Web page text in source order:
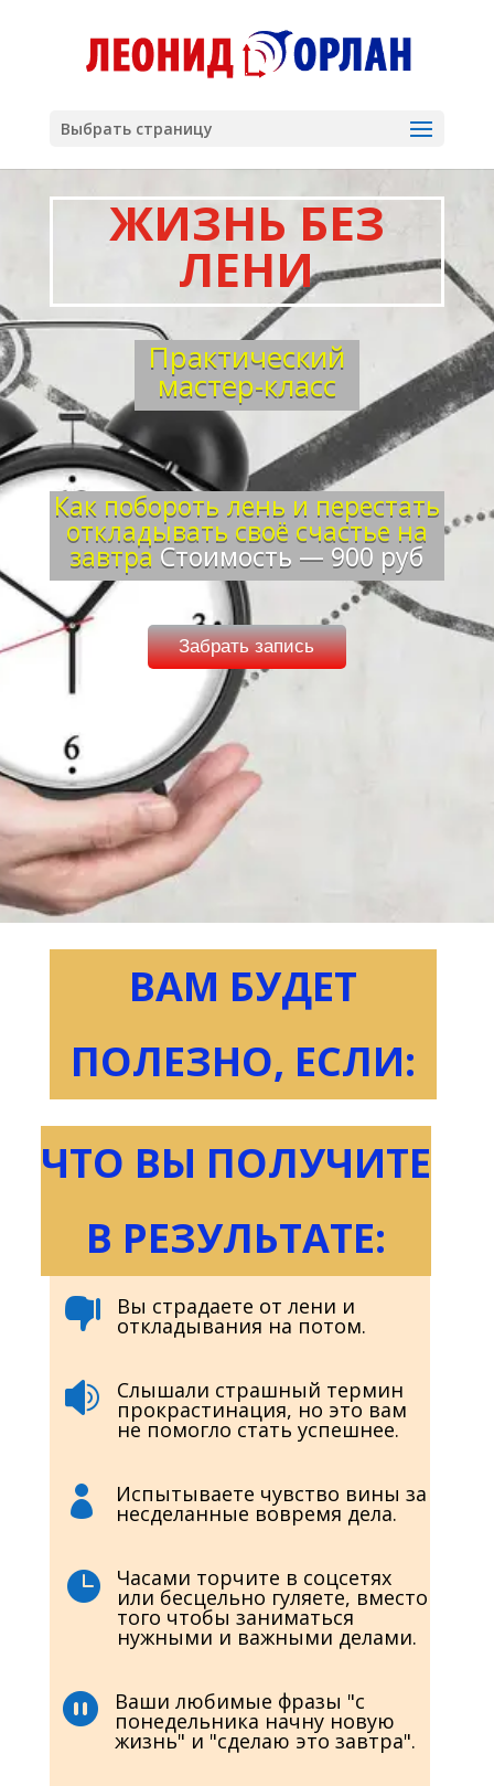
Выбрать страницу
ЖИЗНЬ БЕЗ
ЛЕНИ
Практический
мастер-класс
Как побороть лень и перестать
откладывать своё счастье на
завтра Стоимость — 900 руб
Забрать запись
ВАМ БУДЕТ
ПОЛЕЗНО, ЕСЛИ:
ЧТО ВЫ ПОЛУЧИТЕ
В РЕЗУЛЬТАТЕ:
 Вы страдаете от лени и
откладывания на потом.
 Слышали страшный термин
прокрастинация, но это вам
не помогло стать успешнее.
 Испытываете чувство вины за
несделанные вовремя дела.
 Часами торчите в соцсетях
или бесцельно гуляете, вместо
того чтобы заниматься
нужными и важными делами.
 Ваши любимые фразы "с
понедельника начну новую
жизнь" и "сделаю это завтра".